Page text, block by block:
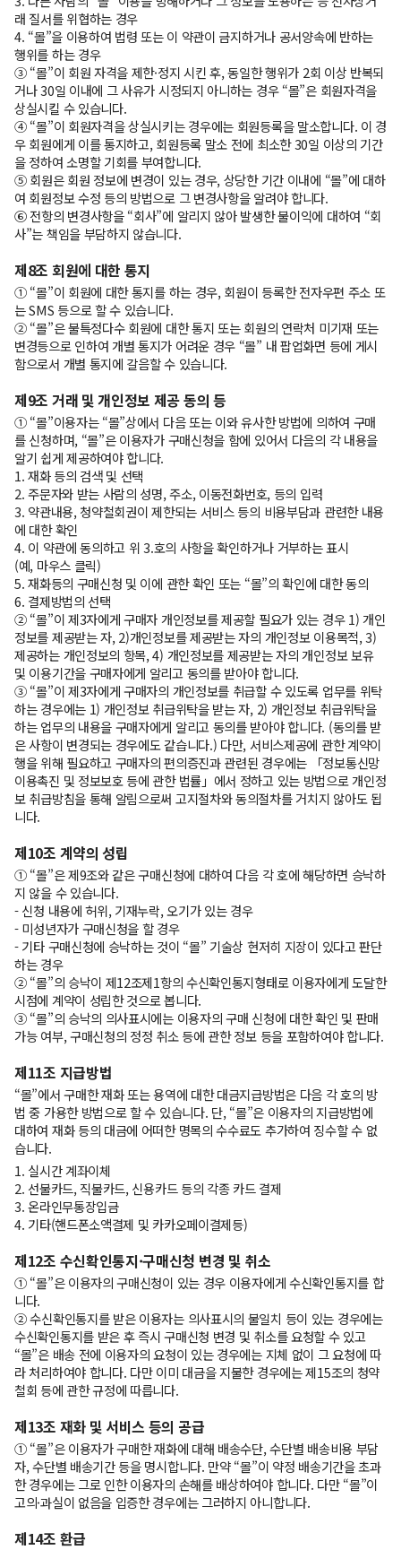
래 질서를 위협하는 경우
4. “몰”을 이용하여 법령 또는 이 약관이 금지하거나 공서양속에 반하는
행위를 하는 경우
③ “몰”이 회원 자격을 제한·정지 시킨 후, 동일한 행위가 2회 이상 반복되
거나 30일 이내에 그 사유가 시정되지 아니하는 경우 “몰”은 회원자격을
상실시킬 수 있습니다.
④ “몰”이 회원자격을 상실시키는 경우에는 회원등록을 말소합니다. 이 경
우 회원에게 이를 통지하고, 회원등록 말소 전에 최소한 30일 이상의 기간
을 정하여 소명할 기회를 부여합니다.
⑤ 회원은 회원 정보에 변경이 있는 경우, 상당한 기간 이내에 “몰”에 대하
여 회원정보 수정 등의 방법으로 그 변경사항을 알려야 합니다.
⑥ 전항의 변경사항을 “회사”에 알리지 않아 발생한 불이익에 대하여 “회
사”는 책임을 부담하지 않습니다.
제8조 회원에 대한 통지
① “몰”이 회원에 대한 통지를 하는 경우, 회원이 등록한 전자우편 주소 또
는 SMS 등으로 할 수 있습니다.
② “몰”은 불특정다수 회원에 대한 통지 또는 회원의 연락처 미기재 또는
변경등으로 인하여 개별 통지가 어려운 경우 “몰” 내 팝업화면 등에 게시
함으로서 개별 통지에 갈음할 수 있습니다.
제9조 거래 및 개인정보 제공 동의 등
① “몰”이용자는 “몰”상에서 다음 또는 이와 유사한 방법에 의하여 구매
를 신청하며, “몰”은 이용자가 구매신청을 함에 있어서 다음의 각 내용을
알기 쉽게 제공하여야 합니다.
1. 재화 등의 검색 및 선택
2. 주문자와 받는 사람의 성명, 주소, 이동전화번호, 등의 입력
3. 약관내용, 청약철회권이 제한되는 서비스 등의 비용부담과 관련한 내용
에 대한 확인
4. 이 약관에 동의하고 위 3.호의 사항을 확인하거나 거부하는 표시
(예, 마우스 클릭)
5. 재화등의 구매신청 및 이에 관한 확인 또는 “몰”의 확인에 대한 동의
6. 결제방법의 선택
② “몰”이 제3자에게 구매자 개인정보를 제공할 필요가 있는 경우 1) 개인
정보를 제공받는 자, 2)개인정보를 제공받는 자의 개인정보 이용목적, 3)
제공하는 개인정보의 항목, 4) 개인정보를 제공받는 자의 개인정보 보유
및 이용기간을 구매자에게 알리고 동의를 받아야 합니다.
③ “몰”이 제3자에게 구매자의 개인정보를 취급할 수 있도록 업무를 위탁
하는 경우에는 1) 개인정보 취급위탁을 받는 자, 2) 개인정보 취급위탁을
하는 업무의 내용을 구매자에게 알리고 동의를 받아야 합니다. (동의를 받
은 사항이 변경되는 경우에도 같습니다.) 다만, 서비스제공에 관한 계약이
행을 위해 필요하고 구매자의 편의증진과 관련된 경우에는 「정보통신망
이용촉진 및 정보보호 등에 관한 법률」에서 정하고 있는 방법으로 개인정
보 취급방침을 통해 알림으로써 고지절차와 동의절차를 거치지 않아도 됩
니다.
제10조 계약의 성립
① “몰”은 제9조와 같은 구매신청에 대하여 다음 각 호에 해당하면 승낙하
지 않을 수 있습니다.
- 신청 내용에 허위, 기재누락, 오기가 있는 경우
- 미성년자가 구매신청을 할 경우
- 기타 구매신청에 승낙하는 것이 “몰” 기술상 현저히 지장이 있다고 판단
하는 경우
② “몰”의 승낙이 제12조제1항의 수신확인통지형태로 이용자에게 도달한
시점에 계약이 성립한 것으로 봅니다.
③ “몰”의 승낙의 의사표시에는 이용자의 구매 신청에 대한 확인 및 판매
가능 여부, 구매신청의 정정 취소 등에 관한 정보 등을 포함하여야 합니다.
제11조 지급방법
“몰”에서 구매한 재화 또는 용역에 대한 대금지급방법은 다음 각 호의 방
법 중 가용한 방법으로 할 수 있습니다. 단, “몰”은 이용자의 지급방법에
대하여 재화 등의 대금에 어떠한 명목의 수수료도 추가하여 징수할 수 없
습니다.
1. 실시간 계좌이체
2. 선불카드, 직불카드, 신용카드 등의 각종 카드 결제
3. 온라인무통장입금
4. 기타(핸드폰소액결제 및 카카오페이결제등)
제12조 수신확인통지·구매신청 변경 및 취소
① “몰”은 이용자의 구매신청이 있는 경우 이용자에게 수신확인통지를 합
니다.
② 수신확인통지를 받은 이용자는 의사표시의 불일치 등이 있는 경우에는
수신확인통지를 받은 후 즉시 구매신청 변경 및 취소를 요청할 수 있고
“몰”은 배송 전에 이용자의 요청이 있는 경우에는 지체 없이 그 요청에 따
라 처리하여야 합니다. 다만 이미 대금을 지불한 경우에는 제15조의 청약
철회 등에 관한 규정에 따릅니다.
제13조 재화 및 서비스 등의 공급
① “몰”은 이용자가 구매한 재화에 대해 배송수단, 수단별 배송비용 부담
자, 수단별 배송기간 등을 명시합니다. 만약 “몰”이 약정 배송기간을 초과
한 경우에는 그로 인한 이용자의 손해를 배상하여야 합니다. 다만 “몰”이
고의·과실이 없음을 입증한 경우에는 그러하지 아니합니다.
제14조 환급